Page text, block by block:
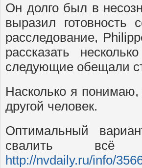
Он долго был в
выразил готовность
расследование,
рассказать
следующие обещали
Насколько я
другой человек.
Оптимальный
свалить всё
http://nvdaily.ru/info/